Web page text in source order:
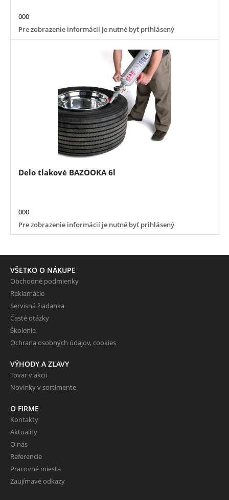
000
Pre zobrazenie informácií je nutné byť prihlásený
Delo tlakové BAZOOKA 6l
000
Pre zobrazenie informácií je nutné byť prihlásený
VŠETKO O NÁKUPE
Obchodné podmienky
Reklamácie
Servisná žiadanka
Časté otázky
Školenie
Ochrana osobných údajov, cookies
VÝHODY A ZĽAVY
Tovar v akcii
Novinky v sortimente
O FIRME
Kontakty
Aktuality
O nás
Referencie
Pracovné miesta
Zaujímavé odkazy